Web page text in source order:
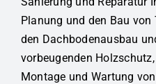
Planung und den Bau von
den Dachbodenausbau
vorbeugenden
Montage und Wartung